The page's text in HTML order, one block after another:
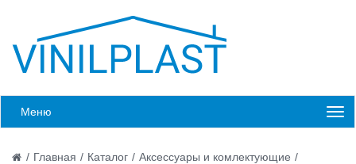
Меню
/ Главная / Каталог / Аксессуары и комлектующие /